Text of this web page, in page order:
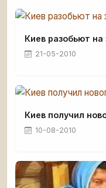
Киев разобьют на
21-05-2010
Киев получил
10-08-2010